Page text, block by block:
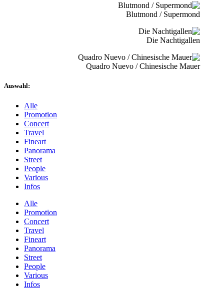
Blutmond / Supermond
Die Nachtigallen
Quadro Nuevo / Chinesische Mauer
Auswahl:
Alle
Promotion
Concert
Travel
Fineart
Panorama
Street
People
Various
Infos
Alle
Promotion
Concert
Travel
Fineart
Panorama
Street
People
Various
Infos